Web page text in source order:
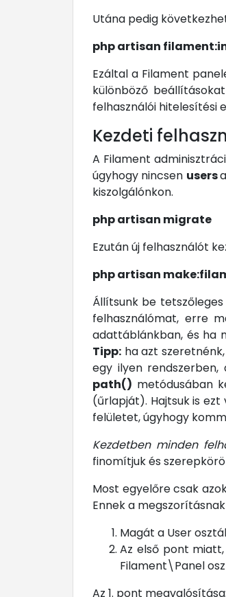
Utána pedig
php artisan
Ezáltal a Filament
különböző
felhasználói hitelesítési
Kezdeti
A Filament
úgyhogy nincsen users
kiszolgálónkon.
php artisan migrate
Ezután új felhasználót
php artisan
Állítsunk be
felhasználómat, erre
adattáblánkban, és ha
Tipp: ha azt
egy ilyen
path() metódusában
(űrlapját). Hajtsuk is
felületet, úgyhogy
Kezdetben minden
finomítjuk és
Most egyelőre csak
Ennek a
Magát a User
Az első pont
Filament\Panel
Az 1. pont megvalósítása: